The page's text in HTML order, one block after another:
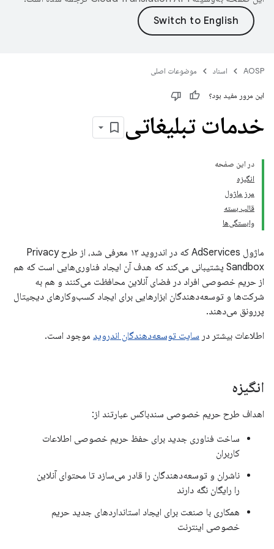
AOSP اسناد موضوعات اصلی
این مرور مفید بود؟
خدمات تبلیغاتی
در این صفحه
انگیزه
مرز ماژول
قالب بسته
وابستگی‌ها
ماژول AdServices که در اندروید ۱۳ معرفی شد، از طرح Privacy
Sandbox پشتیبانی می‌کند که هدف آن ایجاد فناوری‌هایی است که هم
از حریم خصوصی افراد در فضای آنلاین محافظت می‌کنند و هم به
شرکت‌ها و توسعه‌دهندگان ابزارهایی برای ایجاد کسب‌وکارهای دیجیتال
پررونق می‌دهند.
اطلاعات بیشتر در سایت توسعه‌دهندگان اندروید موجود است.
انگیزه
اهداف طرح حریم خصوصی سندباکس عبارتند از:
ساخت فناوری جدید برای حفظ حریم خصوصی اطلاعات
کاربران
ناشران و توسعه‌دهندگان را قادر می‌سازد تا محتوای آنلاین
را رایگان نگه دارند
همکاری با صنعت برای ایجاد استانداردهای جدید حریم
خصوصی اینترنت